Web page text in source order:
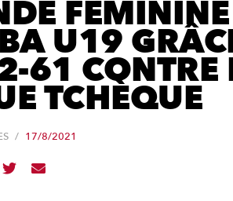
U19
61 CONTRE
TCHÈQUE
/ 17/8/2021
 